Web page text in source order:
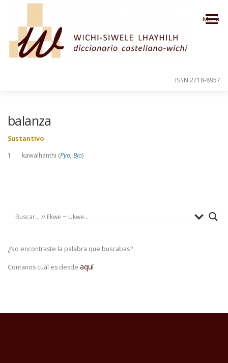
Saltar al contenido
Menú
ISSN 2718-8957
balanza
Sustantivo
1 kawalhanthi (Pyo, Bjo)
¿No encontraste la palabra que buscabas?
Contanos cuál es desde aquí